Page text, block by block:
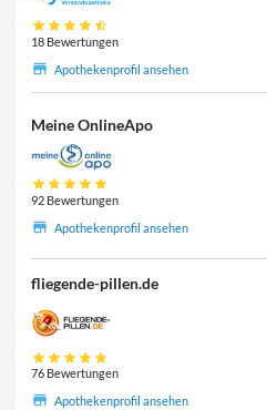
18 Bewertungen
Apothekenprofil ansehen
Meine OnlineApo
92 Bewertungen
Apothekenprofil ansehen
fliegende-pillen.de
76 Bewertungen
Apothekenprofil ansehen